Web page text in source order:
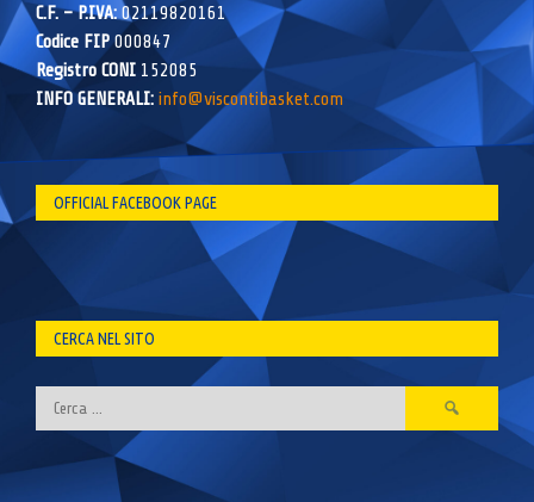
C.F. – P.IVA:02119820161
Codice FIP000847
Registro CONI 152085
INFO GENERALI: info@viscontibasket.com
OFFICIAL FACEBOOK PAGE
CERCA NEL SITO
Ricerca
per: